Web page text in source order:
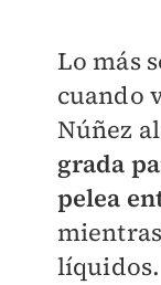
Lo más
cuando
Núñez
grada
pelea
líquidos.